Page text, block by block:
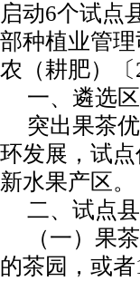
启动6个试点
部种植业管
农（耕肥）
一、遴选
突出果茶
环发展，试
新水果产区。
二、试点
（一）果
的茶园，或